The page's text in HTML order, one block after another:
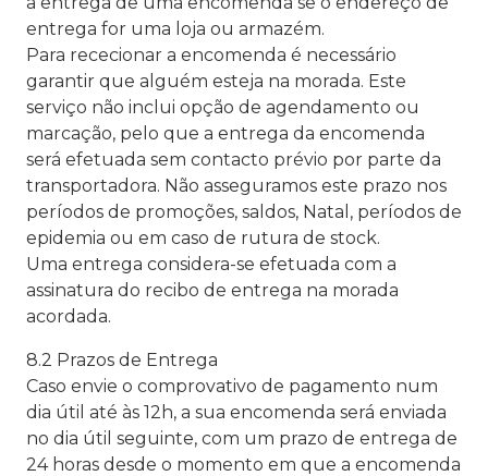
entrega for uma loja ou armazém.
Para rececionar a encomenda é necessário
garantir que alguém esteja na morada. Este
serviço não inclui opção de agendamento ou
marcação, pelo que a entrega da encomenda
será efetuada sem contacto prévio por parte da
transportadora. Não asseguramos este prazo nos
períodos de promoções, saldos, Natal, períodos de
epidemia ou em caso de rutura de stock.
Uma entrega considera-se efetuada com a
assinatura do recibo de entrega na morada
acordada.
8.2 Prazos de Entrega
Caso envie o comprovativo de pagamento num
dia útil até às 12h, a sua encomenda será enviada
no dia útil seguinte, com um prazo de entrega de
24 horas desde o momento em que a encomenda